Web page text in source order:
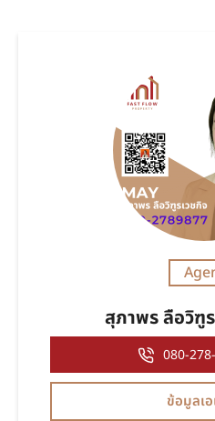
สุภาพร ลือวิฑู
080-
ข้อมูลเ